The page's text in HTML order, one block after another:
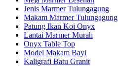
Jenis Marmer Tulungagung
Makam Marmer Tulungagung
Patung Ikan Koi Onyx
Lantai Marmer Murah
Onyx Table Top
Model Makam Bayi
Kaligrafi Batu Granit